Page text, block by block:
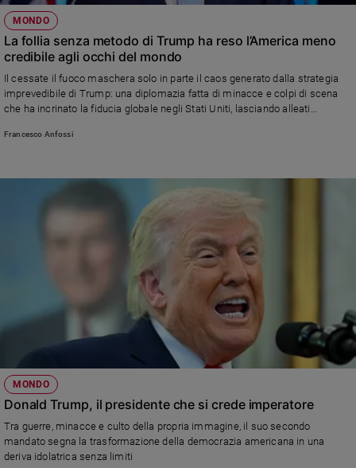
Società
e
valori
e
Creato
di
Cultura
e
spettacoli
Sanremo
MONDO
La follia senza metodo di Trump ha reso l’America meno
credibile agli occhi del mondo
Il cessate il fuoco maschera solo in parte il caos generato dalla strategia
imprevedibile di Trump: una diplomazia fatta di minacce e colpi di scena
che ha incrinato la fiducia globale negli Stati Uniti, lasciando alleati
Francesco Anfossi
MONDO
Donald Trump, il presidente che si crede imperatore
Tra guerre, minacce e culto della propria immagine, il suo secondo
mandato segna la trasformazione della democrazia americana in una
deriva idolatrica senza limiti